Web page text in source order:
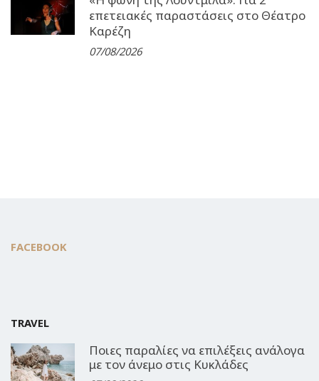
επετειακές παραστάσεις στο Θέατρο
Καρέζη
07/08/2026
FACEBOOK
TRAVEL
Ποιες παραλίες να επιλέξεις ανάλογα
με τον άνεμο στις Κυκλάδες